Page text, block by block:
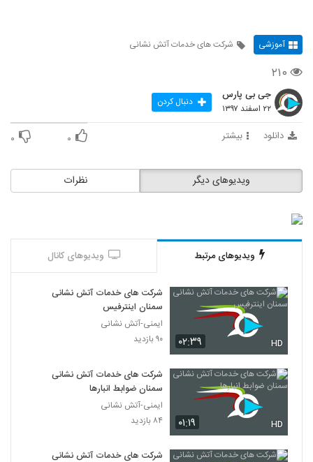
آموزشی شرکت های خدمات آتش نشانی
۲۱۰
جی بی پارس
۲۲ اسفند ۱۳۹۷ دنبال کردن
دانلود بیشتر ۰ ۰
نظرات ویدیوهای دیگر
ویدیوهای مرتبط ویدیوهای کانال
۰۲:۳۹ HD
شرکت های خدمات آتش نشانی
سمنان اینترفیس
ایمنی-آتش نشانی
۹۰ بازدید
۰۱:۱۹ HD
شرکت های خدمات آتش نشانی
سمنان ضوابط انبارها
ایمنی-آتش نشانی
۸۴ بازدید
شرکت های خدمات آتش نشانی